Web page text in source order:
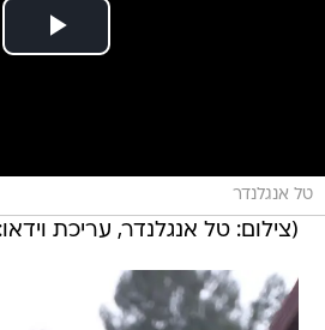
טל אנגלנדר
(צילום: טל אנגלנדר, עריכת וידאו: